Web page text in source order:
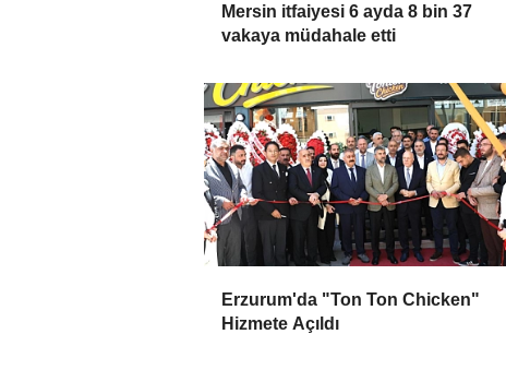
Mersin itfaiyesi 6 ayda 8 bin 37
vakaya müdahale etti
Erzurum'da "Ton Ton Chicken"
Hizmete Açıldı